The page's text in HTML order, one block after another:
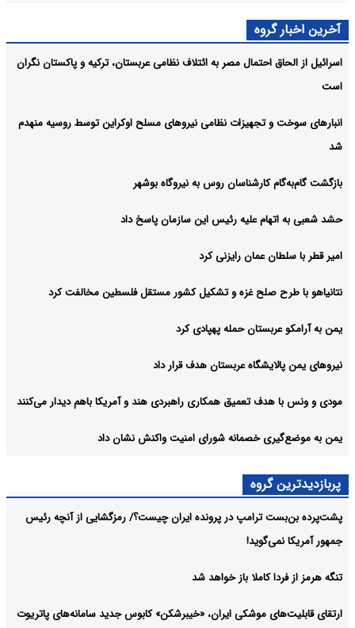
یمن به موضع‌گیری خصمانه شورای امنیت واکنش نشان داد
آرشیو
آخرین اخبار گروه
اسرائیل از الحاق احتمال مصر به ائتلاف نظامی عربستان، ترکیه و پاکستان نگران
است
انبارهای سوخت و تجهیزات نظامی نیروهای مسلح اوکراین توسط روسیه منهدم
شد
بازگشت گام‌به‌گام کارشناسان روس به نیروگاه بوشهر
حشد شعبی به اتهام‌ علیه رئیس این سازمان پاسخ داد
امیر قطر با سلطان عمان رایزنی کرد
نتانیاهو با طرح صلح غزه و تشکیل کشور مستقل فلسطین مخالفت کرد
یمن به آرامکو عربستان حمله پهپادی کرد
نیروهای یمن پالایشگاه عربستان هدف قرار داد
مودی و ونس با هدف تعمیق همکاری راهبردی هند و آمریکا باهم دیدار می‌کنند
یمن به موضع‌گیری خصمانه شورای امنیت واکنش نشان داد
پربازدیدترین گروه
پشت‌پرده بن‌بست ترامپ در پرونده ایران چیست؟/ رمزگشایی از آنچه رئیس
جمهور آمریکا نمی‌گوید!
تنگه هرمز از فردا کاملا باز خواهد شد
ارتقای قابلیت‌های موشکی ایران، «خیبرشکن» کابوس جدید سامانه‌های پاتریوت